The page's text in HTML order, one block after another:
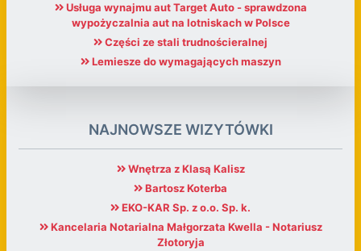
Usługa wynajmu aut Target Auto - sprawdzona
wypożyczalnia aut na lotniskach w Polsce
Części ze stali trudnościeralnej
Lemiesze do wymagających maszyn
NAJNOWSZE WIZYTÓWKI
Wnętrza z Klasą Kalisz
Bartosz Koterba
EKO-KAR Sp. z o.o. Sp. k.
Kancelaria Notarialna Małgorzata Kwella - Notariusz
Złotoryja